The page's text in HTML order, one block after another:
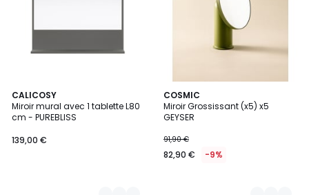
CALICOSY
Miroir mural avec 1 tablette L80
cm - PUREBLISS
139,00 €
3
Couleurs
COSMIC
Miroir Grossissant (x5) x5
GEYSER
91,90 €
82,90 € -9%
5
Couleurs